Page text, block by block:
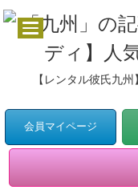
【レンタル彼氏九
会員マイページ